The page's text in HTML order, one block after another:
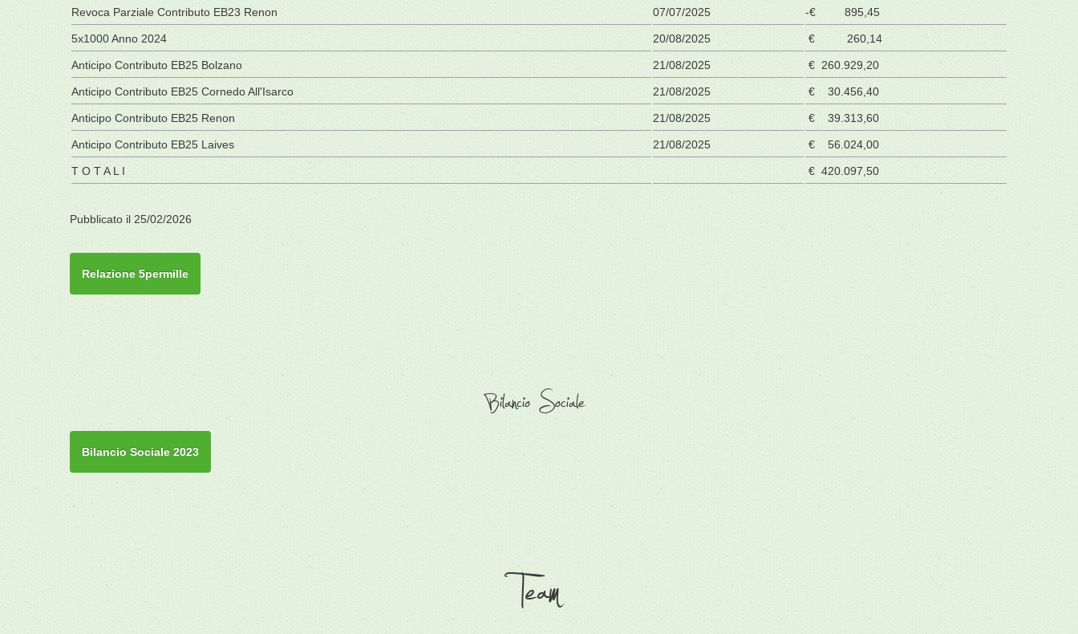
Revoca Parziale Contributo EB23 Renon 07/07/2025 -€ 895,45
5x1000 Anno 2024 20/08/2025 € 260,14
Anticipo Contributo EB25 Bolzano 21/08/2025 € 260.929,20
Anticipo Contributo EB25 Cornedo All'Isarco 21/08/2025 € 30.456,40
Anticipo Contributo EB25 Renon 21/08/2025 € 39.313,60
Anticipo Contributo EB25 Laives 21/08/2025 € 56.024,00
T O T A L I € 420.097,50
Pubblicato il 25/02/2026
Relazione 5permille
Bilancio Sociale
Bilancio Sociale 2023
Team